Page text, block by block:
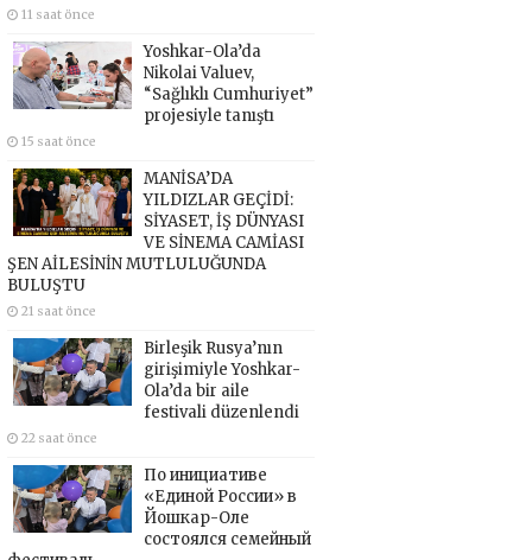
11 saat önce
Yoshkar-Ola’da
Nikolai Valuev,
“Sağlıklı Cumhuriyet”
projesiyle tanıştı
15 saat önce
MANİSA’DA
YILDIZLAR GEÇİDİ:
SİYASET, İŞ DÜNYASI
VE SİNEMA CAMİASI
ŞEN AİLESİNİN MUTLULUĞUNDA
BULUŞTU
21 saat önce
Birleşik Rusya’nın
girişimiyle Yoshkar-
Ola’da bir aile
festivali düzenlendi
22 saat önce
По инициативе
«Единой России» в
Йошкар-Оле
состоялся семейный